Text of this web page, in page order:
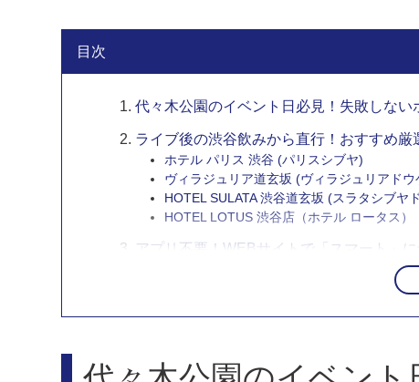
目次
代々木公園のイベント日必見！失敗しない
ライブ後の渋谷飲みから直行！おすすめ厳
ホテル パリス 渋谷 (パリスシブヤ)
ヴィラジュリア道玄坂 (ヴィラジュリアドウ
HOTEL SULATA 渋谷道玄坂 (スラタシブヤ
HOTEL LOTUS 渋谷店（ホテル ロータス）
アプリ不要！WEBサイトで「スマート」